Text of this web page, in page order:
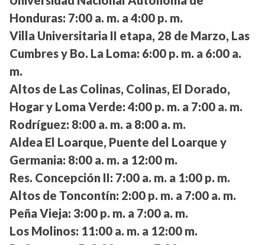
Honduras: 7:00 a. m. a 4:00 p. m.
Villa Universitaria II etapa, 28 de Marzo, Las
Cumbres y Bo. La Loma: 6:00 p. m. a 6:00 a.
m.
Altos de Las Colinas, Colinas, El Dorado,
Hogar y Loma Verde: 4:00 p. m. a 7:00 a. m.
Rodríguez: 8:00 a. m. a 8:00 a. m.
Aldea El Loarque, Puente del Loarque y
Germania: 8:00 a. m. a 12:00 m.
Res. Concepción II: 7:00 a. m. a 1:00 p. m.
Altos de Toncontín: 2:00 p. m. a 7:00 a. m.
Peña Vieja: 3:00 p. m. a 7:00 a. m.
Los Molinos: 11:00 a. m. a 12:00 m.